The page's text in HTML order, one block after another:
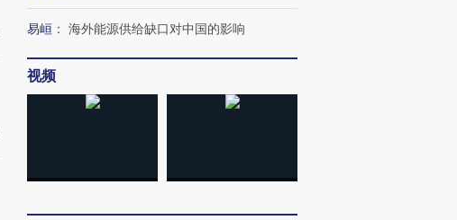
易峘 ： 海外能源供给缺口对中国的影响
视频